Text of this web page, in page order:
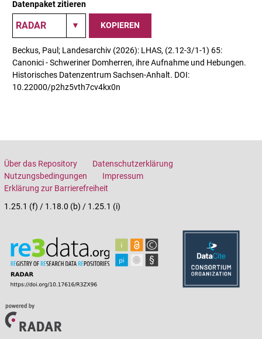
Datenpaket zitieren
KOPIEREN
Beckus, Paul; Landesarchiv (2026): LHAS, (2.12-3/1-1) 65:
Canonici - Schweriner Domherren, ihre Aufnahme und Hebungen.
Historisches Datenzentrum Sachsen-Anhalt. DOI:
10.22000/p2hz5vth7cv4kx0n
Über das Repository
Datenschutzerklärung
Nutzungsbedingungen
Impressum
Erklärung zur Barrierefreiheit
1.25.1 (f) / 1.18.0 (b) / 1.25.1 (i)